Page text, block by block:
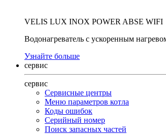
VELIS LUX INOX POWER ABSE WIFI
Водонагреватель с ускоренным
Узнайте больше
сервис
сервис
Сервисные центры
Меню параметров котла
Коды ошибок
Серийный номер
Поиск запасных частей